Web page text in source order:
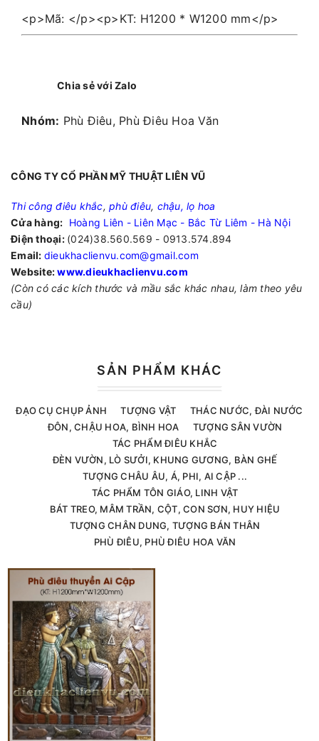
<p>Mã: </p><p>KT: H1200 * W1200 mm</p>
Chia sẻ với Zalo
Nhóm: Phù Điêu, Phù Điêu Hoa Văn
CÔNG TY CỔ PHẦN MỸ THUẬT LIÊN VŨ
Thi công điêu khắc, phù điêu, chậu, lọ hoa
Cửa hàng: Hoàng Liên - Liên Mạc - Bắc Từ Liêm - Hà Nội
Điện thoại: (024)38.560.569 - 0913.574.894
Email: dieukhaclienvu.com@gmail.com
Website:www.dieukhaclienvu.com
(Còn có các kích thước và mầu sắc khác nhau, làm theo yêu
cầu)
SẢN PHẨM KHÁC
ĐẠO CỤ CHỤP ẢNH TƯỢNG VẬT
THÁC NƯỚC, ĐÀI NƯỚC
ĐÔN, CHẬU HOA, BÌNH HOA
TƯỢNG SÂN VƯỜN
TÁC PHẨM ĐIÊU KHẮC
ĐÈN VƯỜN, LÒ SƯỞI, KHUNG GƯƠNG, BÀN GHẾ
TƯỢNG CHÂU ÂU, Á, PHI, AI CẬP ...
TÁC PHẨM TÔN GIÁO, LINH VẬT
BÁT TREO, MÂM TRẦN, CỘT, CON SƠN, HUY HIỆU
TƯỢNG CHÂN DUNG, TƯỢNG BÁN THÂN
PHÙ ĐIÊU, PHÙ ĐIÊU HOA VĂN